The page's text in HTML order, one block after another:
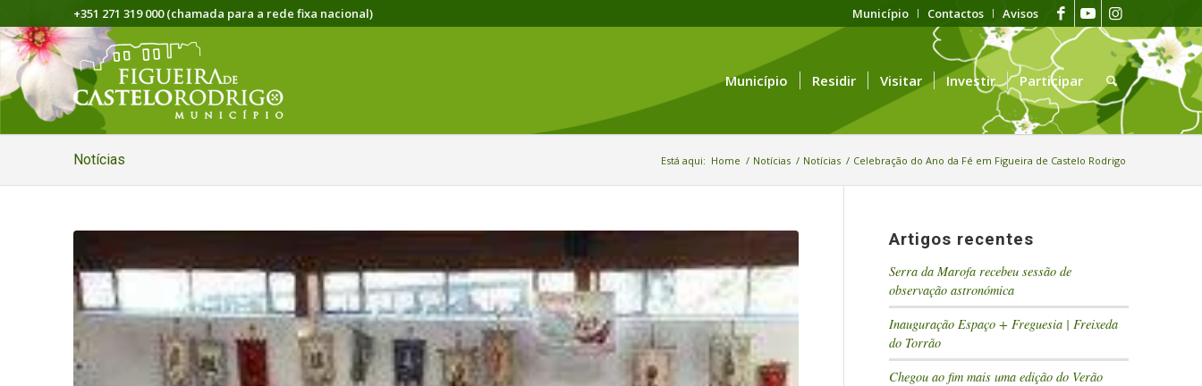
Município Contactos Avisos
+351 271 319 000 (chamada para a rede fixa nacional)
Município Residir Visitar Investir Participar
Notícias Está aqui: Home / Notícias / Notícias / Celebração do Ano da Fé em Figueira de Castelo Rodrigo
Artigos recentes
Serra da Marofa recebeu sessão de
observação astronómica
Inauguração Espaço + Freguesia | Freixeda
do Torrão
Chegou ao fim mais uma edição do Verão